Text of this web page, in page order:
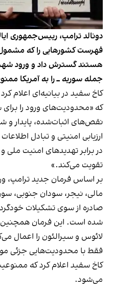
فهرست کشورهایی را که
هستند گسترش داد و ورود
جمله سوریه ــ را به آمریکا
کاخ سفید در بیانیه‌ای اعلام
که «محدودیت‌های ورود را
نقص‌های اثبات‌شده، پایدار و
ارزیابی امنیتی و تبادل
در برابر تهدیدهای امنیت
تقویت می‌کند.»
بر اساس فرمان جدید ترامپ،
مالی، نیجر، سودان جنوبی،
صادره از سوی تشکیلات
شده است. این فرمان همچنین
لائوس و سیرالئون را اعمال
فقط با محدودیت‌هایی جزئی
کاخ سفید اعلام کرد که
می‌شود.